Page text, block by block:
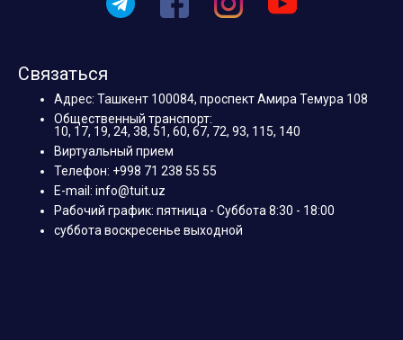
Связаться
Адрес: Ташкент 100084, проспект Амира Темура 108
Общественный транспорт:
10, 17, 19, 24, 38, 51, 60, 67, 72, 93, 115, 140
Виртуальный прием
Телефон: +998 71 238 55 55
E-mail: info@tuit.uz
Рабочий график: пятница - Суббота 8:30 - 18:00
суббота воскресенье выходной